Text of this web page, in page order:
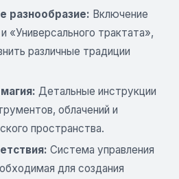
разнообразие: Включение
«Универсального трактата»,
различные традиции
Детальные инструкции
облачений и
пространства.
Система управления
для создания